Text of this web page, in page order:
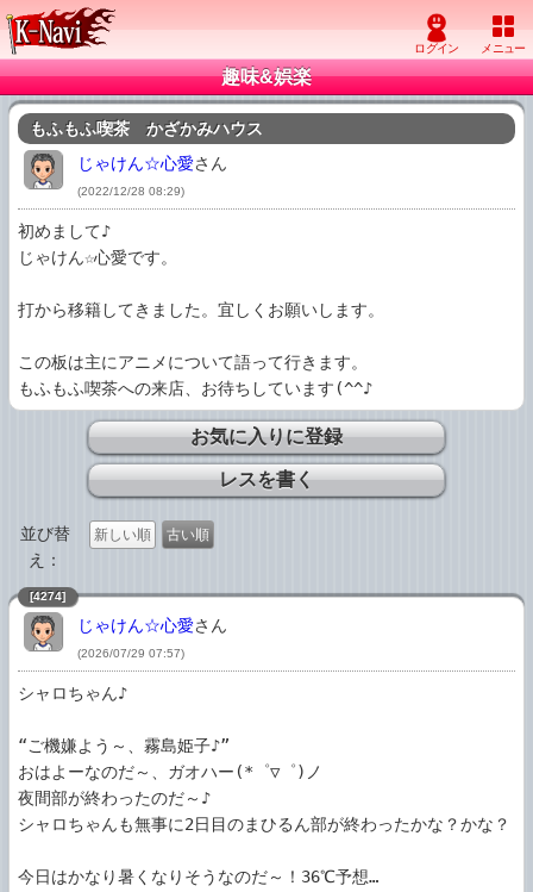
趣味&娯楽
もふもふ喫茶　かざかみハウス
じゃけん☆心愛さん
(2022/12/28 08:29)
初めまして♪
じゃけん☆心愛です。
打から移籍してきました。宜しくお願いします。
この板は主にアニメについて語って行きます。
もふもふ喫茶への来店、お待ちしています(^^♪
お気に入りに登録
レスを書く
並び替
え：
新しい順 古い順
[4274]
じゃけん☆心愛さん
(2026/07/29 07:57)
シャロちゃん♪
“ご機嫌よう～、霧島姫子♪”
おはよーなのだ～、ガオハー(*゜▽゜)ノ
夜間部が終わったのだ～♪
シャロちゃんも無事に2日目のまひるん部が終わったかな？かな？
今日はかなり暑くなりそうなのだ～！36℃予想…